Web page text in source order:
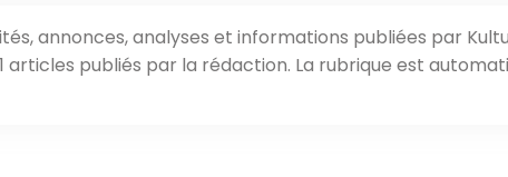
annonces, analyses et informations publiées par
publiés par la rédaction. La rubrique est